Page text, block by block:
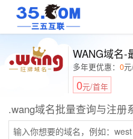
WANG域名-
多年更优惠：0
0元/首年
.wang域名批量查询与注册